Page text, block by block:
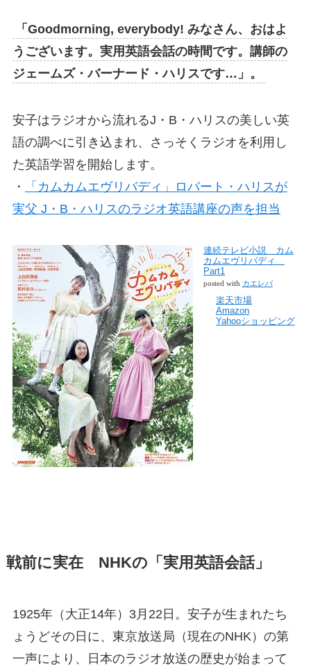
「Goodmorning, everybody! みなさん、おはよ
うございます。実用英語会話の時間です。講師の
ジェームズ・バーナード・ハリスです…」。
安子はラジオから流れるJ・B・ハリスの美しい英
語の調べに引き込まれ、さっそくラジオを利用し
た英語学習を開始します。
・
「カムカムエヴリバディ」ロバート・ハリスが
実父 J・B・ハリスのラジオ英語講座の声を担当
連続テレビ小説 カム
カムエヴリバディ
Part1
posted with カエレバ
楽天市場
Amazon
Yahooショッピング
戦前に実在 NHKの「実用英語会話」
1925年（大正14年）3月22日。安子が生まれたち
ょうどその日に、東京放送局（現在のNHK）の第
一声により、日本のラジオ放送の歴史が始まって